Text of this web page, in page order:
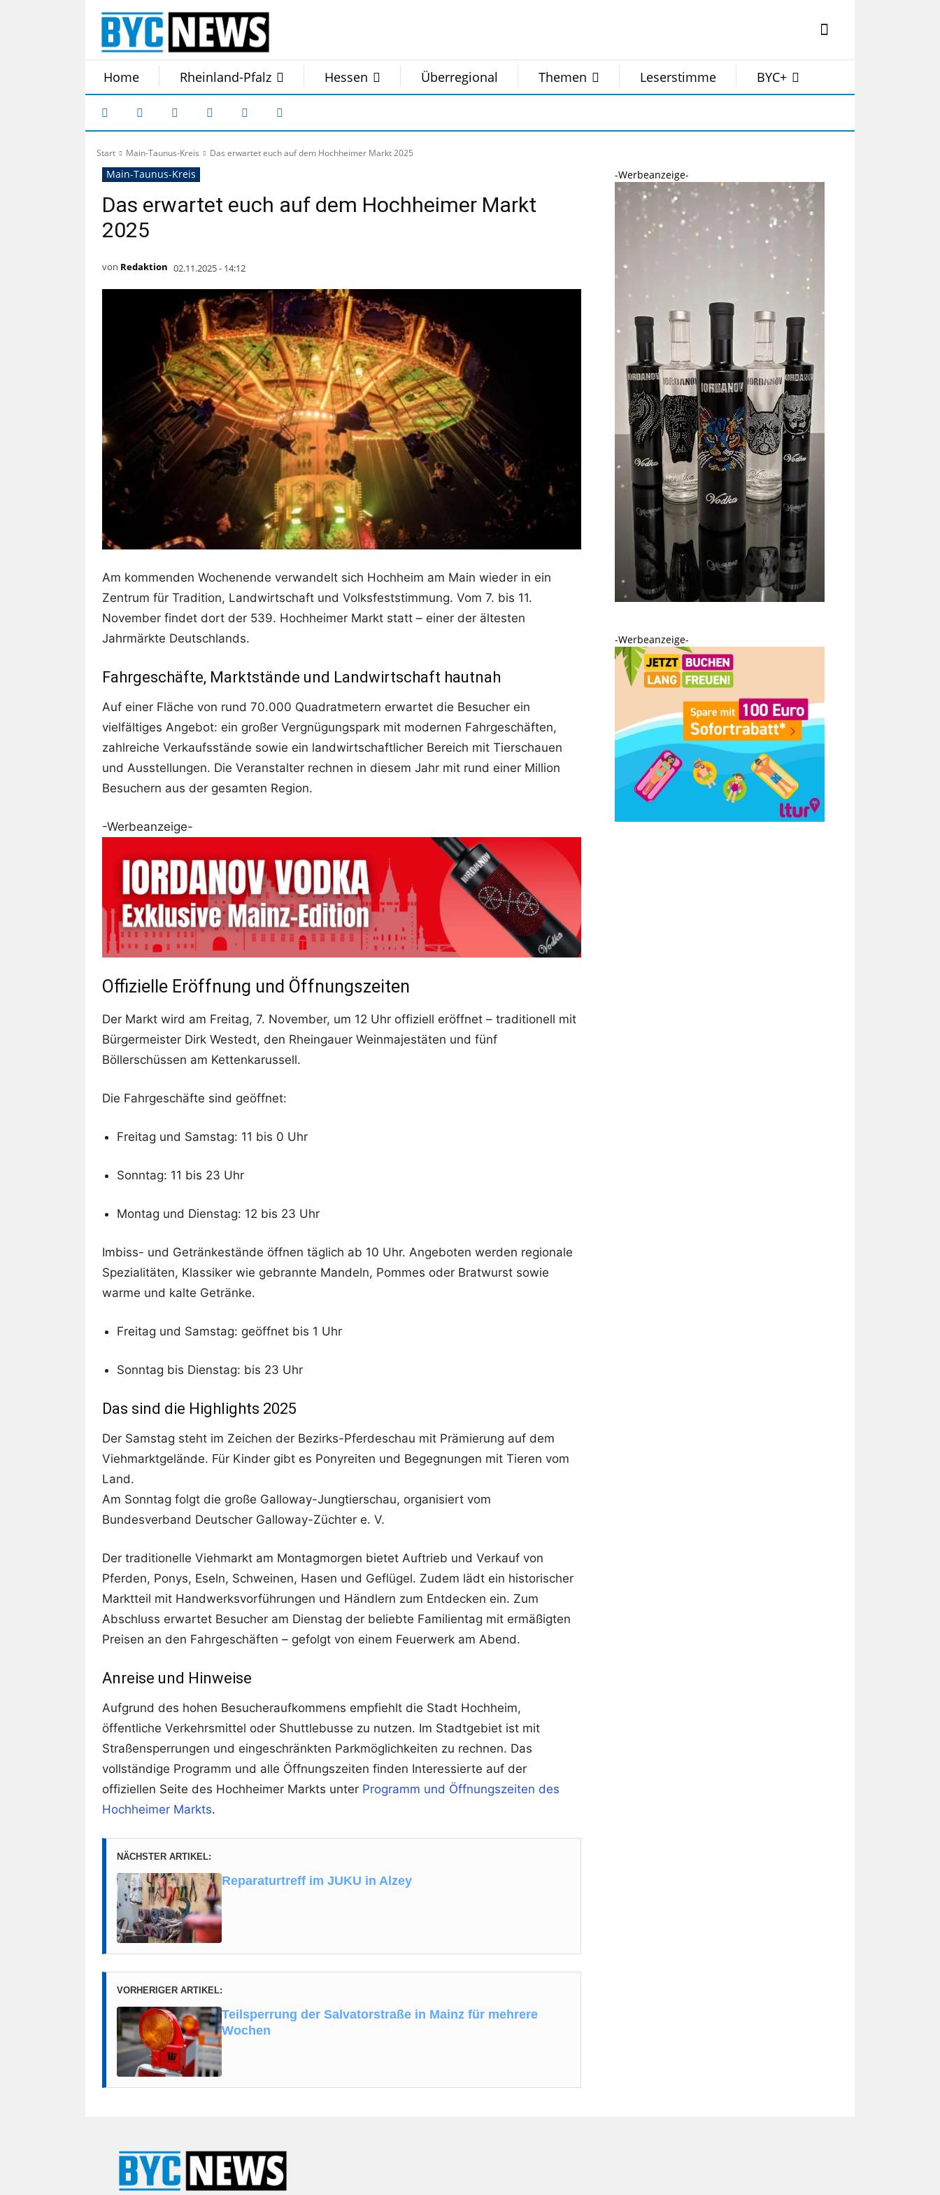
Home Rheinland-Pfalz Hessen Überregional Themen Leserstimme BYC+
Start Main-Taunus-Kreis Das erwartet euch auf dem Hochheimer Markt 2025
Main-Taunus-Kreis
Das erwartet euch auf dem Hochheimer Markt
2025
von Redaktion 02.11.2025 - 14:12
Am kommenden Wochenende verwandelt sich Hochheim am Main wieder in ein
Zentrum für Tradition, Landwirtschaft und Volksfeststimmung. Vom 7. bis 11.
November findet dort der 539. Hochheimer Markt statt – einer der ältesten
Jahrmärkte Deutschlands.
Fahrgeschäfte, Marktstände und Landwirtschaft hautnah
Auf einer Fläche von rund 70.000 Quadratmetern erwartet die Besucher ein
vielfältiges Angebot: ein großer Vergnügungspark mit modernen Fahrgeschäften,
zahlreiche Verkaufsstände sowie ein landwirtschaftlicher Bereich mit Tierschauen
und Ausstellungen. Die Veranstalter rechnen in diesem Jahr mit rund einer Million
Besuchern aus der gesamten Region.
-Werbeanzeige-
Offizielle Eröffnung und Öffnungszeiten
Der Markt wird am Freitag, 7. November, um 12 Uhr offiziell eröffnet – traditionell mit
Bürgermeister Dirk Westedt, den Rheingauer Weinmajestäten und fünf
Böllerschüssen am Kettenkarussell.
Die Fahrgeschäfte sind geöffnet:
Freitag und Samstag: 11 bis 0 Uhr
Sonntag: 11 bis 23 Uhr
Montag und Dienstag: 12 bis 23 Uhr
Imbiss- und Getränkestände öffnen täglich ab 10 Uhr. Angeboten werden regionale
Spezialitäten, Klassiker wie gebrannte Mandeln, Pommes oder Bratwurst sowie
warme und kalte Getränke.
Freitag und Samstag: geöffnet bis 1 Uhr
Sonntag bis Dienstag: bis 23 Uhr
Das sind die Highlights 2025
Der Samstag steht im Zeichen der Bezirks-Pferdeschau mit Prämierung auf dem
Viehmarktgelände. Für Kinder gibt es Ponyreiten und Begegnungen mit Tieren vom
Land.
Am Sonntag folgt die große Galloway-Jungtierschau, organisiert vom
Bundesverband Deutscher Galloway-Züchter e. V.
Der traditionelle Viehmarkt am Montagmorgen bietet Auftrieb und Verkauf von
Pferden, Ponys, Eseln, Schweinen, Hasen und Geflügel. Zudem lädt ein historischer
Marktteil mit Handwerksvorführungen und Händlern zum Entdecken ein. Zum
Abschluss erwartet Besucher am Dienstag der beliebte Familientag mit ermäßigten
Preisen an den Fahrgeschäften – gefolgt von einem Feuerwerk am Abend.
Anreise und Hinweise
Aufgrund des hohen Besucheraufkommens empfiehlt die Stadt Hochheim,
öffentliche Verkehrsmittel oder Shuttlebusse zu nutzen. Im Stadtgebiet ist mit
Straßensperrungen und eingeschränkten Parkmöglichkeiten zu rechnen. Das
vollständige Programm und alle Öffnungszeiten finden Interessierte auf der
offiziellen Seite des Hochheimer Markts unter Programm und Öffnungszeiten des
Hochheimer Markts.
NÄCHSTER ARTIKEL:
Reparaturtreff im JUKU in Alzey
VORHERIGER ARTIKEL:
Teilsperrung der Salvatorstraße in Mainz für mehrere
Wochen
-Werbeanzeige-
-Werbeanzeige-